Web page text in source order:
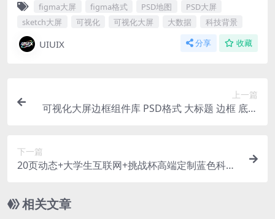
figma大屏 figma格式 PSD地图
PSD大屏
sketch大屏
可视化 可视化大屏 大数据 科技背景
UIUIX 分享 收藏
上一篇
可视化大屏边框组件库 PSD格式 大标题 边框 底色
下一篇
20页动态+大学生互联网+挑战杯高端定制蓝色科技
相关文章